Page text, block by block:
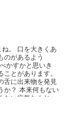
。 口を大きくあ
のがあるよう
かすかと思いき
とがあります。
舌に出来物を発見
か？ 本来何もない
い病気なんじゃ